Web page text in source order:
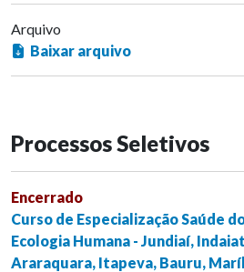
Arquivo
Baixar arquivo
Processos Seletivos
Encerrado
Curso de Especialização Saúde
Ecologia Humana - Jundiaí,
Araraquara, Itapeva, Bauru,